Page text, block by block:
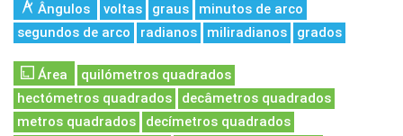
Ângulos voltas graus
minutos de arco
segundos de arco
radianos miliradianos grados
Área
quilómetros quadrados
hectómetros quadrados
decâmetros quadrados
metros quadrados
decímetros quadrados